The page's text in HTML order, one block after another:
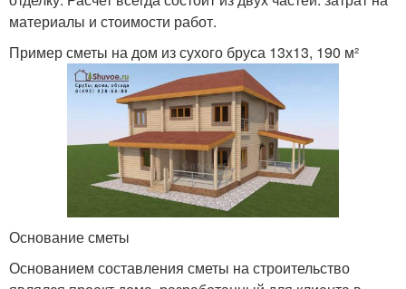
материалы и стоимости работ.
Пример сметы на дом из сухого бруса 13х13, 190 м²
Основание сметы
Основанием составления сметы на строительство